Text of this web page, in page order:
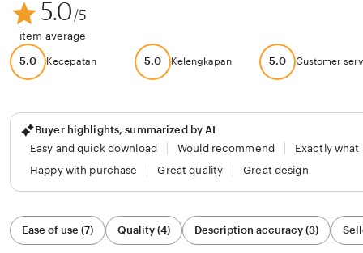
5.0/5
item average
5.0 Kecepatan 5.0 Kelengkapan 5.0 Customer
Buyer highlights, summarized by AI
Easy and quick download
Would recommend
Exactly what
Happy with purchase
Great quality Great design
Filter
by
category
Ease of use (7) Quality (4) Description accuracy (3)